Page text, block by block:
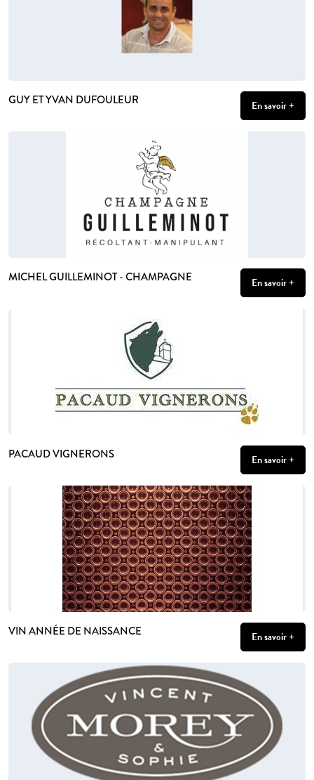
GUY ET YVAN DUFOULEUR En savoir +
MICHEL GUILLEMINOT - CHAMPAGNE En savoir +
PACAUD VIGNERONS En savoir +
VIN ANNÉE DE NAISSANCE En savoir +